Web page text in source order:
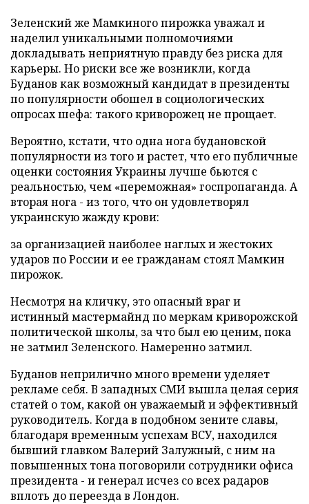
Зеленский же Мамкиного пирожка уважал и
наделил уникальными полномочиями
докладывать неприятную правду без риска для
карьеры. Но риски все же возникли, когда
Буданов как возможный кандидат в президенты
по популярности обошел в социологических
опросах шефа: такого криворожец не прощает.
Вероятно, кстати, что одна нога будановской
популярности из того и растет, что его публичные
оценки состояния Украины лучше бьются с
реальностью, чем «переможная» госпропаганда. А
вторая нога - из того, что он удовлетворял
украинскую жажду крови:
за организацией наиболее наглых и жестоких
ударов по России и ее гражданам стоял Мамкин
пирожок.
Несмотря на кличку, это опасный враг и
истинный мастермайнд по меркам криворожской
политической школы, за что был ею ценим, пока
не затмил Зеленского. Намеренно затмил.
Буданов неприлично много времени уделяет
рекламе себя. В западных СМИ вышла целая серия
статей о том, какой он уважаемый и эффективный
руководитель. Когда в подобном зените славы,
благодаря временным успехам ВСУ, находился
бывший главком Валерий Залужный, с ним на
повышенных тона поговорили сотрудники офиса
президента - и генерал исчез со всех радаров
вплоть до переезда в Лондон.